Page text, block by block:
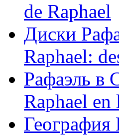
de Raphael
Диски
Raphael:
Рафаэль в
Raphael
География